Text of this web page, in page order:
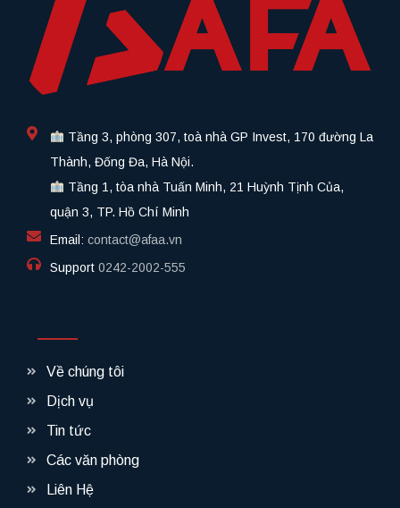
Tầng 3, phòng 307, toà nhà GP Invest, 170 đường La
Thành, Đống Đa, Hà Nội.
Tầng 1, tòa nhà Tuấn Minh, 21 Huỳnh Tịnh Của,
quận 3, TP. Hồ Chí Minh
Email: contact@afaa.vn
Support 0242-2002-555​
Về chúng tôi
Dịch vụ
Tin tức
Các văn phòng
Liên Hệ